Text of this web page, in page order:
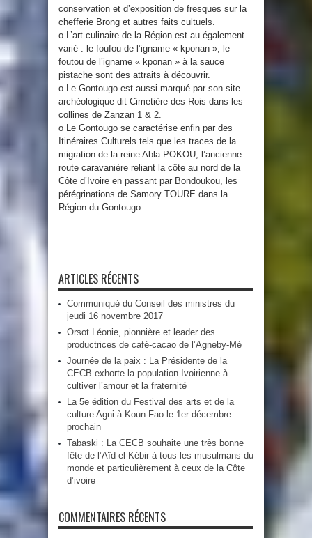
conservation et d’exposition de fresques sur la
chefferie Brong et autres faits cultuels.
o L’art culinaire de la Région est au également
varié : le foufou de l’igname « kponan », le
foutou de l’igname « kponan » à la sauce
pistache sont des attraits à découvrir.
o Le Gontougo est aussi marqué par son site
archéologique dit Cimetière des Rois dans les
collines de Zanzan 1 & 2.
o Le Gontougo se caractérise enfin par des
Itinéraires Culturels tels que les traces de la
migration de la reine Abla POKOU, l’ancienne
route caravanière reliant la côte au nord de la
Côte d’Ivoire en passant par Bondoukou, les
pérégrinations de Samory TOURE dans la
Région du Gontougo.
ARTICLES RÉCENTS
Communiqué du Conseil des ministres du
jeudi 16 novembre 2017
Orsot Léonie, pionnière et leader des
productrices de café-cacao de l’Agneby-Mé
Journée de la paix : La Présidente de la
CECB exhorte la population Ivoirienne à
cultiver l’amour et la fraternité
La 5e édition du Festival des arts et de la
culture Agni à Koun-Fao le 1er décembre
prochain
Tabaski : La CECB souhaite une très bonne
fête de l’Aïd-el-Kébir à tous les musulmans du
monde et particulièrement à ceux de la Côte
d’ivoire
COMMENTAIRES RÉCENTS